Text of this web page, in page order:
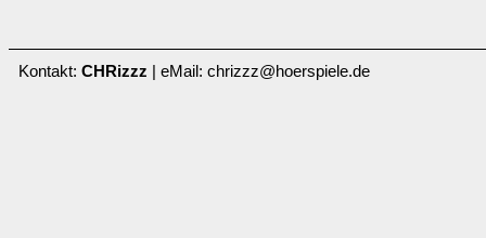
Kontakt: CHRizzz | eMail: chrizzz@hoerspiele.de